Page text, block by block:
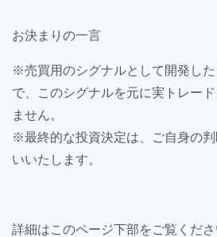
お決まりの一言
※売買用のシグナルとして開発し
で、このシグナルを元に実トレー
ません。
※最終的な投資決定は、ご自身の
いいたします。
詳細はこのページ下部をご覧くださ